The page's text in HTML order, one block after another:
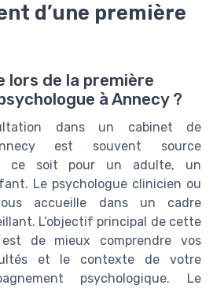
d’une première
lors de la première
à Annecy ?
dans un cabinet de
est souvent source
ce soit pour un adulte, un
Le psychologue clinicien ou
accueille dans un cadre
L’objectif principal de cette
de mieux comprendre vos
et le contexte de votre
psychologique. Le